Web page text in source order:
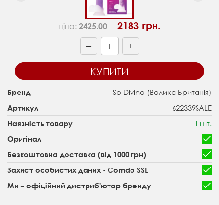
ціна: 2425.00 2183 грн.
— +
КУПИТИ
Бренд So Divine (Велика Британія)
Артикул 622339SALE
Наявність товару 1 шт.
Оригінал
Безкоштовна доставка (від 1000 грн)
Захист особистих даних - Comdo SSL
Ми – офіційний дистриб'ютор бренду